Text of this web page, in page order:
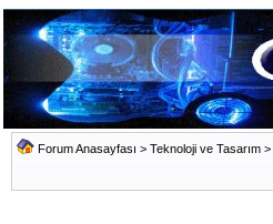
Forum Anasayfası > Teknoloji ve Tasarım >